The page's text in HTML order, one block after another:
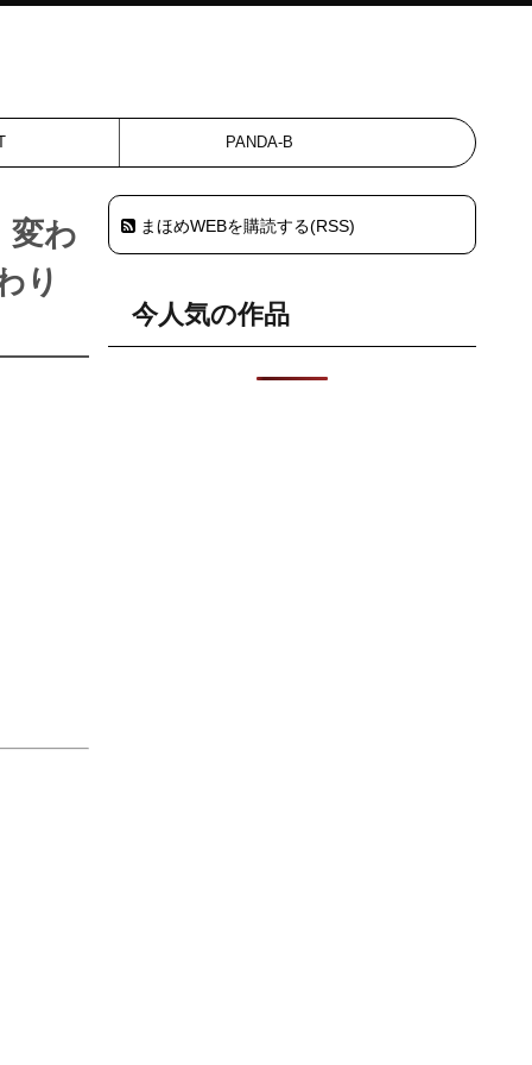
PANDA-B
変わ
り
まほめWEBを購読する(RSS)
今人気の作品